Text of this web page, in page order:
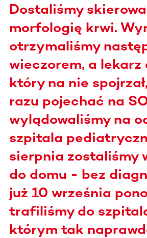
Dostaliśmy
morfologię krwi.
otrzymaliśmy
wieczorem, a lekarz
który na nie
razu pojechać na
wylądowaliśmy na
szpitala
sierpnia zostaliśmy
do domu - bez
już 10 września
trafiliśmy do
którym tak